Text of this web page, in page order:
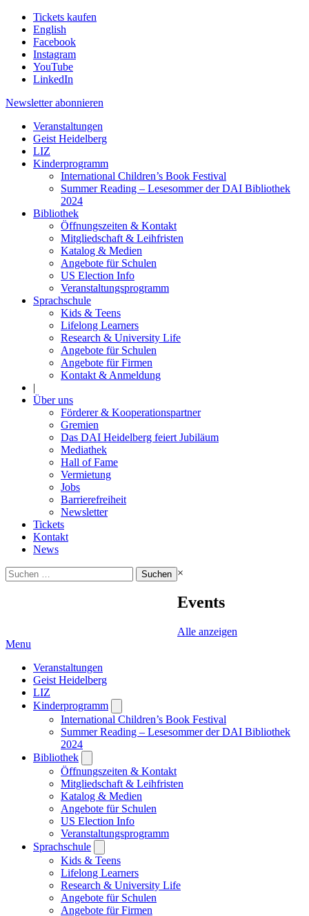
Tickets kaufen
English
Facebook
Instagram
YouTube
LinkedIn
Newsletter abonnieren
Veranstaltungen
Geist Heidelberg
LIZ
Kinderprogramm
International Children’s Book Festival
Summer Reading – Lesesommer der DAI Bibliothek
2024
Bibliothek
Öffnungszeiten & Kontakt
Mitgliedschaft & Leihfristen
Katalog & Medien
Angebote für Schulen
US Election Info
Veranstaltungsprogramm
Sprachschule
Kids & Teens
Lifelong Learners
Research & University Life
Angebote für Schulen
Angebote für Firmen
Kontakt & Anmeldung
|
Über uns
Förderer & Kooperationspartner
Gremien
Das DAI Heidelberg feiert Jubiläum
Mediathek
Hall of Fame
Vermietung
Jobs
Barrierefreiheit
Newsletter
Tickets
Kontakt
News
Suchen
nach:
×
Events
Alle anzeigen
Menu
Veranstaltungen
Geist Heidelberg
LIZ
Kinderprogramm
submenu
International Children’s Book Festival
Summer Reading – Lesesommer der DAI Bibliothek
2024
Bibliothek
submenu
Öffnungszeiten & Kontakt
Mitgliedschaft & Leihfristen
Katalog & Medien
Angebote für Schulen
US Election Info
Veranstaltungsprogramm
Sprachschule
submenu
Kids & Teens
Lifelong Learners
Research & University Life
Angebote für Schulen
Angebote für Firmen